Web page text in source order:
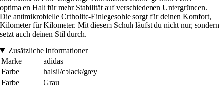
optimalen Halt für mehr Stabilität auf verschiedenen Untergründen.
Die antimikrobielle Ortholite-Einlegesohle sorgt für deinen Komfort,
Kilometer für Kilometer. Mit diesem Schuh läufst du nicht nur, sondern
setzt auch deinen Stil durch.
Zusätzliche Informationen
Marke
adidas
Farbe
halsil/cblack/grey
Farbe
Grau